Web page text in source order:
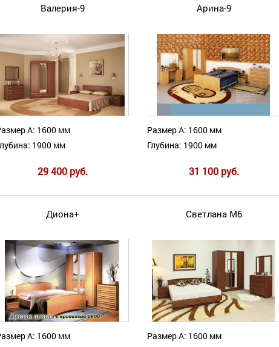
Валерия-9
А: 1600 мм
1900 мм
29 400 руб.
Арина-9
Размер А: 1600 мм
Глубина: 1900 мм
31 100 руб.
Диона+
А: 1600 мм
Светлана М6
Размер А: 1600 мм